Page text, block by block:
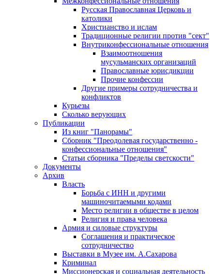
Русская Православная Церковь и
католики
Христианство и ислам
Традиционные религии против "сект"
Внутриконфессиональные отношения
Взаимоотношения
мусульманских организаций
Православные юрисдикции
Прочие конфессии
Другие примеры сотрудничества и
конфликтов
Курьезы
Сколько верующих
Публикации
Из книг "Панорамы"
Сборник "Преодолевая государственно -
конфессиональные отношения"
Статьи сборника "Пределы светскости"
Документы
Архив
Власть
Борьба с ИНН и другими
машиночитаемыми кодами
Место религии в обществе в целом
Религия и права человека
Армия и силовые структуры
Соглашения и практическое
сотрудничество
Выставки в Музее им. А.Сахарова
Криминал
Миссионерская и социальная деятельность